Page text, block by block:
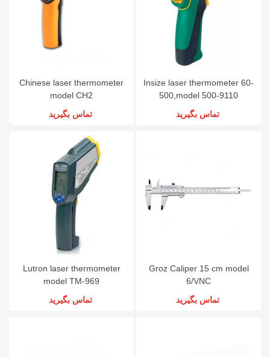
Chinese laser thermometer
model CH2
تماس بگیرید
Insize laser thermometer 60-
500,model 500-9110
تماس بگیرید
Lutron laser thermometer
model TM-969
تماس بگیرید
Groz Caliper 15 cm model
6/VNC
تماس بگیرید